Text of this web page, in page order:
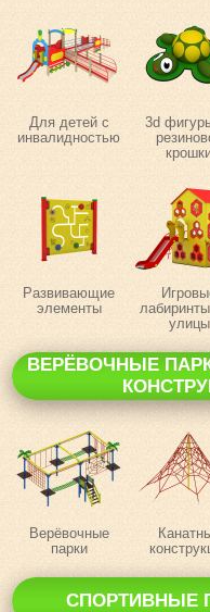
Для детей с
инвалидностью
3d
Развивающие
элементы
улицы
ВЕРЁВОЧНЫЕ
Верёвочные
парки
СПОРТИВНЫЕ